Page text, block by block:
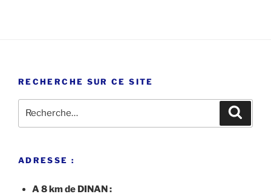
RECHERCHE SUR CE SITE
pour
ADRESSE :
A 8 km de DINAN :